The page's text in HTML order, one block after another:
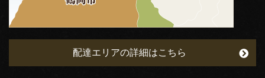
配達エリアの詳細はこちら